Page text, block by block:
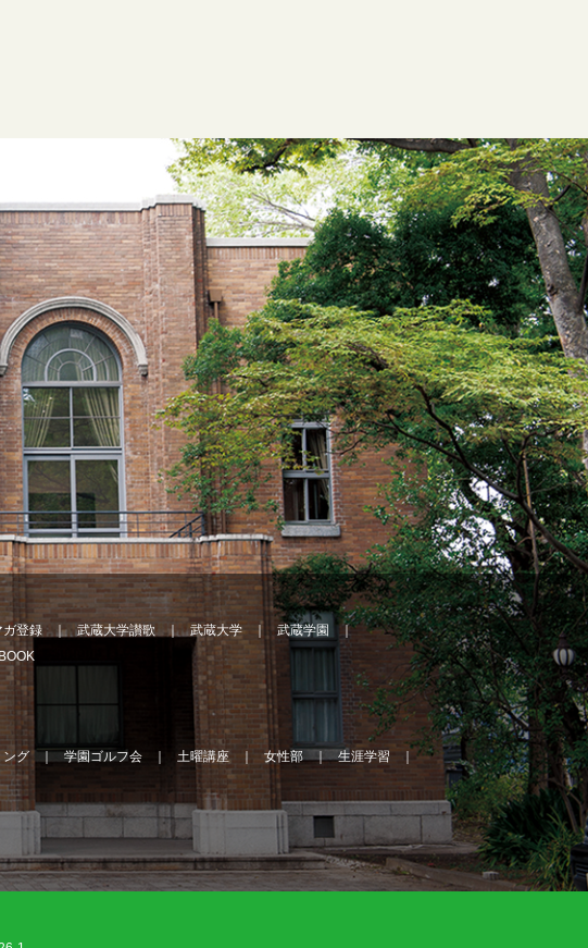
ガ登録 武蔵大学讃歌 武蔵大学
武蔵学園
ング 学園ゴルフ会 土曜講座 女性部
生涯学習